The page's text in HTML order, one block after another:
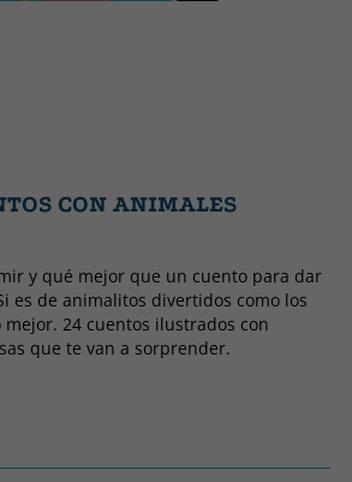
CON ANIMALES
y qué mejor que un cuento para dar
es de animalitos divertidos como los
24 cuentos ilustrados con
que te van a sorprender.